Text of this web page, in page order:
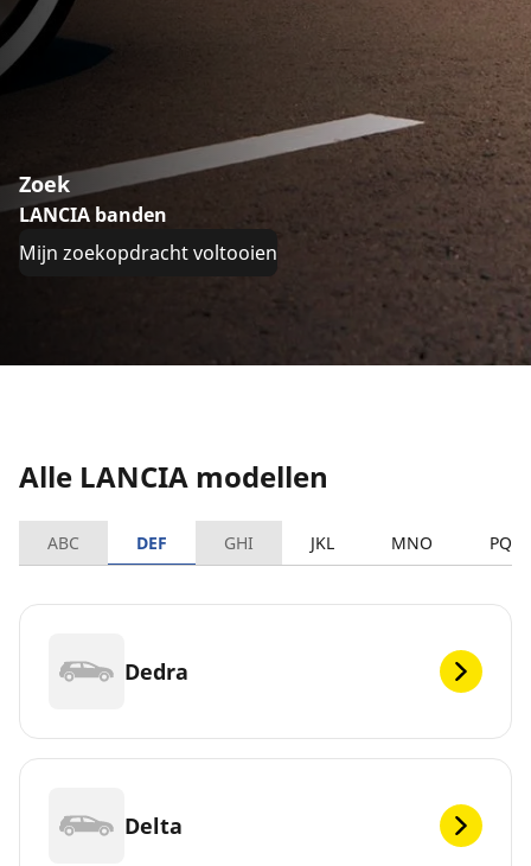
Zoek
LANCIA banden
Mijn zoekopdracht voltooien
Alle LANCIA modellen
ABC DEF GHI JKL MNO PQRS
Dedra
Delta